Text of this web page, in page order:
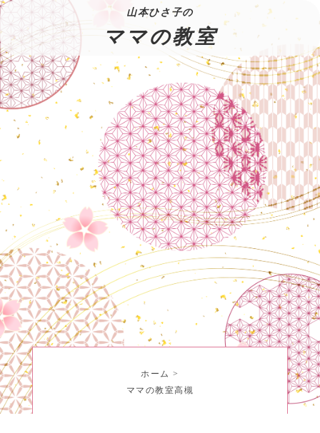
山本ひさ子の
ママの教室
ホーム >
ママの教室高槻